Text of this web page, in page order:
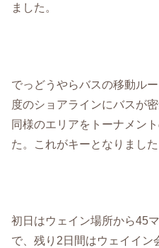
ました。
でっどうやらバスの移動ル
度のショアラインにバスが
同様のエリアをトーナメン
た。これがキーとなりました
初日はウェイン場所から45
で、残り2日間はウェイイン